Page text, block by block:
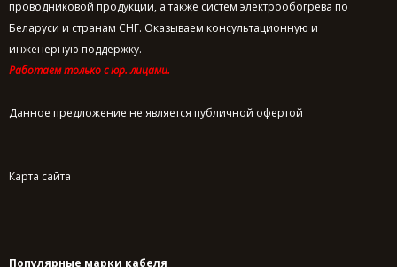
проводниковой продукции, а также систем электрообогрева по
Беларуси и странам СНГ. Оказываем консультационную и
инженерную поддержку.
Работаем только с юр. лицами.
Данное предложение не является публичной офертой
Карта сайта
Популярные марки кабеля